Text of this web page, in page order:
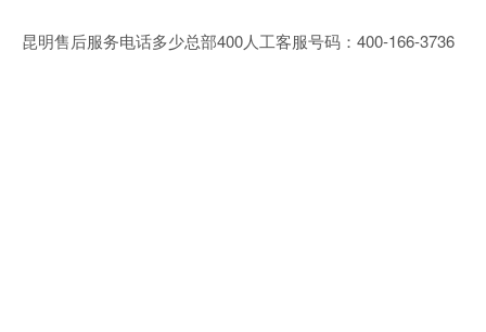
昆明售后服务电话多少总部400人工客服号码：400-166-3736